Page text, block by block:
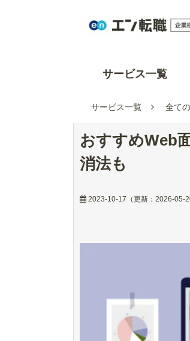
サービス一覧
サービス一覧 全て
おすすめWeb
消法も
2023-10-17 （更新： 2026-05-